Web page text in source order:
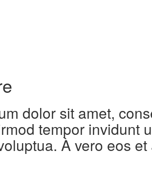
dolor sit amet,
tempor invidunt
À vero eos